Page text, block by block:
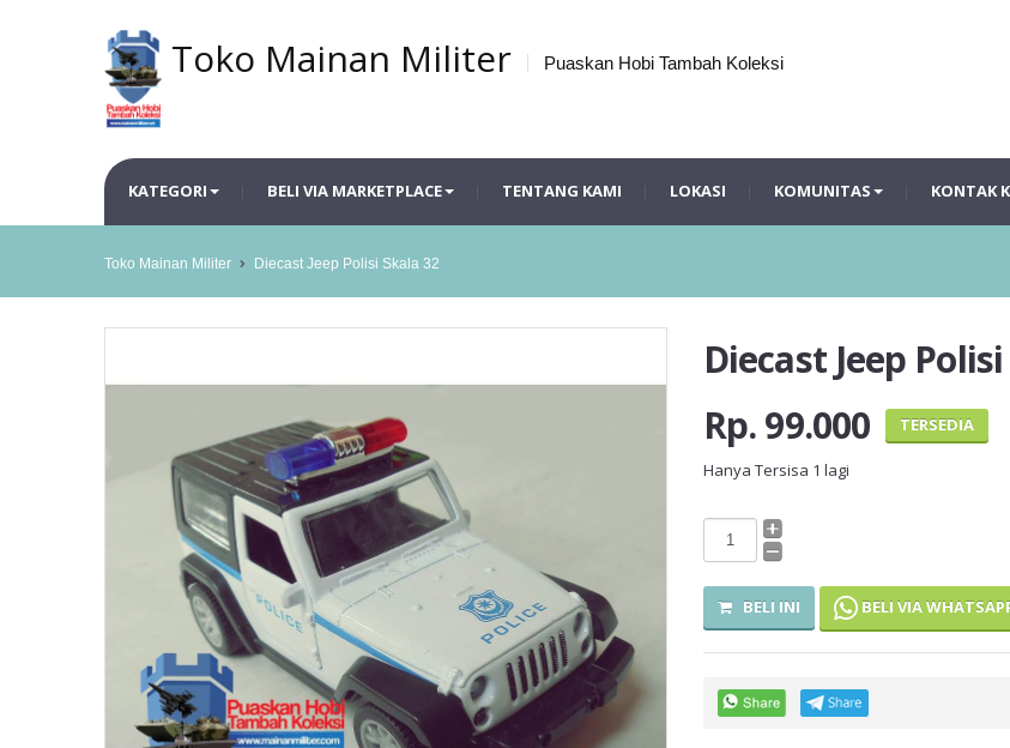
Toko Mainan Militer Puaskan Hobi Tambah Koleksi
KATEGORI BELI VIA MARKETPLACE TENTANG KAMI LOKASI KOMUNITAS KONTAK
Toko Mainan Militer Diecast Jeep Polisi Skala 32
Diecast Jeep
Rp. 99.000
TERSEDIA
Hanya Tersisa 1 lagi
BELI INI BELI VIA